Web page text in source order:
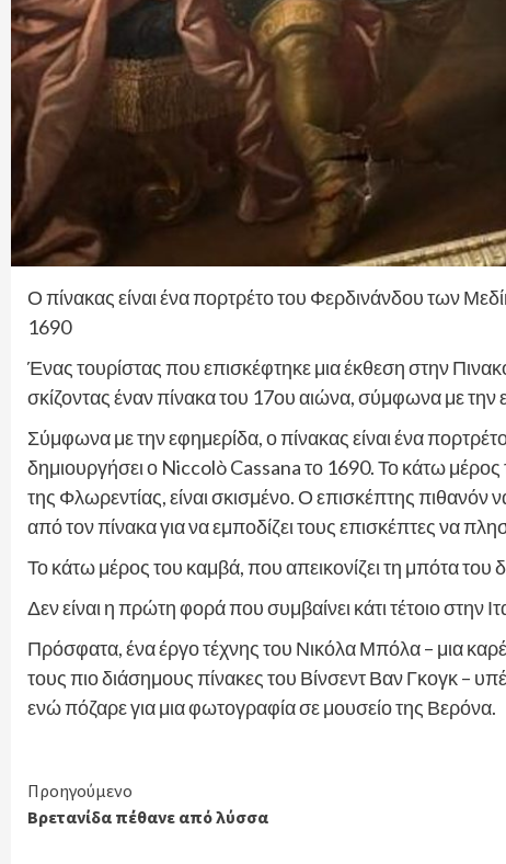
Ο πίνακας είναι ένα πορτρέτο του Φερδινάνδου των
1690
Ένας τουρίστας που επισκέφτηκε μια έκθεση στην
σκίζοντας έναν πίνακα του 17ου αιώνα, σύμφωνα με
Σύμφωνα με την εφημερίδα, ο πίνακας είναι ένα
δημιουργήσει ο Niccolò Cassana το 1690. Το κάτω
της Φλωρεντίας, είναι σκισμένο. Ο επισκέπτης
από τον πίνακα για να εμποδίζει τους επισκέπτες να
Το κάτω μέρος του καμβά, που απεικονίζει τη μπότα του
Δεν είναι η πρώτη φορά που συμβαίνει κάτι τέτοιο στην
Πρόσφατα, ένα έργο τέχνης του Νικόλα Μπόλα – μια
τους πιο διάσημους πίνακες του Βίνσεντ Βαν Γκογκ –
ενώ πόζαρε για μια φωτογραφία σε μουσείο της Βερόνα.
Continue
Reading
Προηγούμενο
Βρετανίδα πέθανε από λύσσα